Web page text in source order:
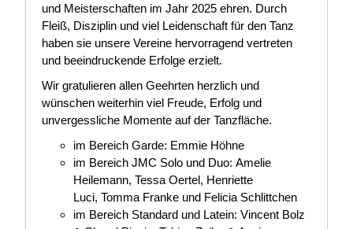
und Meisterschaften im Jahr 2025 ehren. Durch
Fleiß, Disziplin und viel Leidenschaft für den Tanz
haben sie unsere Vereine hervorragend vertreten
und beeindruckende Erfolge erzielt.
Wir gratulieren allen Geehrten herzlich und
wünschen weiterhin viel Freude, Erfolg und
unvergessliche Momente auf der Tanzfläche.
im Bereich Garde: Emmie Höhne
im Bereich JMC Solo und Duo: Amelie
Heilemann, Tessa Oertel, Henriette
Luci, Tomma Franke und Felicia Schlittchen
im Bereich Standard und Latein: Vincent Bolz